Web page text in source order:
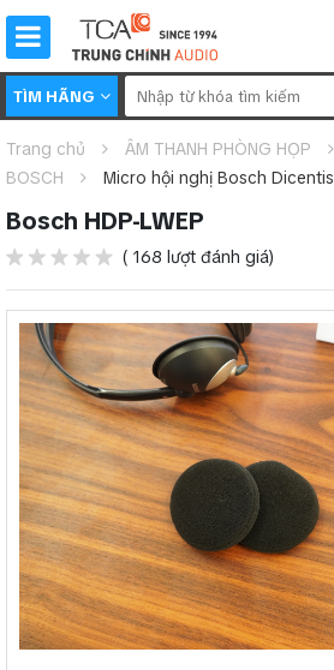
TÌM HÃNG
Trang chủ ÂM THANH PHÒNG HỌP
BOSCH
Micro hội nghị Bosch Dicentis
Bosch HDP-LWEP
( 168 lượt đánh giá)